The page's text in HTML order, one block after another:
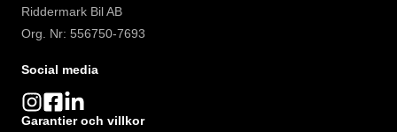
Riddermark Bil AB
Org. Nr: 556750-7693
Social media
Garantier och villkor